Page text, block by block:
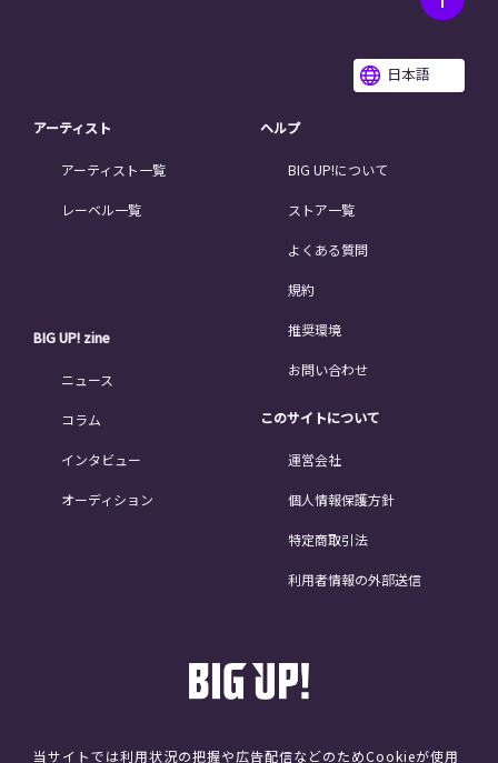
日本語
アーティスト
アーティスト一覧
レーベル一覧
BIG UP! zine
ニュース
コラム
インタビュー
オーディション
ヘルプ
BIG UP!について
ストア一覧
よくある質問
規約
推奨環境
お問い合わせ
このサイトについて
運営会社
個人情報保護方針
特定商取引法
利用者情報の外部送信
当サイトでは利用状況の把握や広告配信などのためCookieが使用